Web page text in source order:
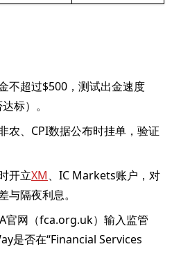
不超过$500，测试出金速度
标）。
农、CPI数据公布时挂单，验证
开立XM、IC Markets账户，对
与隔夜利息。
官网（fca.org.uk）输入监管
是否在“Financial Services